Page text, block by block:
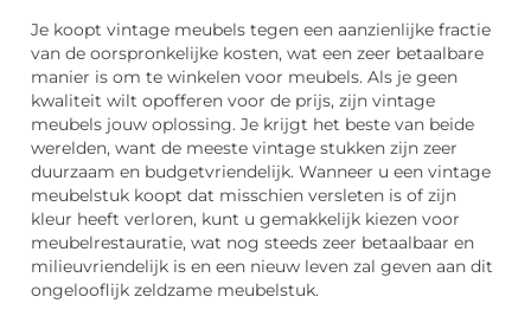
Je koopt vintage meubels tegen een aanzienlijke fractie
van de oorspronkelijke kosten, wat een zeer betaalbare
manier is om te winkelen voor meubels. Als je geen
kwaliteit wilt opofferen voor de prijs, zijn vintage
meubels jouw oplossing. Je krijgt het beste van beide
werelden, want de meeste vintage stukken zijn zeer
duurzaam en budgetvriendelijk. Wanneer u een vintage
meubelstuk koopt dat misschien versleten is of zijn
kleur heeft verloren, kunt u gemakkelijk kiezen voor
meubelrestauratie, wat nog steeds zeer betaalbaar en
milieuvriendelijk is en een nieuw leven zal geven aan dit
ongelooflijk zeldzame meubelstuk.